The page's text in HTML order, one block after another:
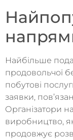
Найбільше
продовольчої
побутові
заявки,
Організатори
виробництво, як
продовжує